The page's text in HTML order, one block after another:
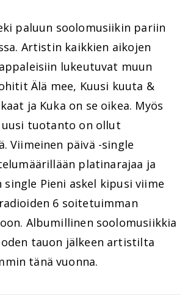
paluun soolomusiikin pariin
Artistin kaikkien aikojen
lukeutuvat muun
Älä mee, Kuusi kuuta &
ja Kuka on se oikea. Myös
uusi tuotanto on ollut
Viimeinen päivä -single
platinarajaa ja
Pieni askel kipusi viime
6 soitetuimman
Albumillinen soolomusiikkia
tauon jälkeen artistilta
tänä vuonna.